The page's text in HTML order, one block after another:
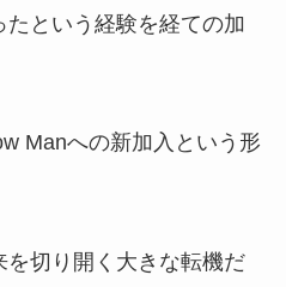
という経験を経ての加
Manへの新加入という形
を切り開く大きな転機だ